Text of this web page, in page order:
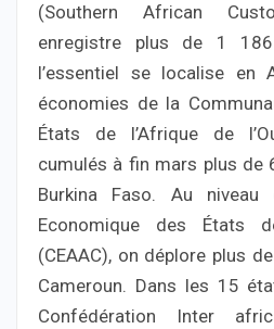
(Southern African
enregistre plus de 1
l’essentiel se localise en
économies de la
États de l’Afrique de
cumulés à fin mars plus de
Burkina Faso. Au niveau
Economique des États
(CEAAC), on déplore plus
Cameroun. Dans les 15
Confédération Inter